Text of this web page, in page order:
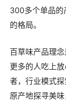
300多个单品的
的格局。
百草味产品理
更多的人吃上
者，行业模式
原产地探寻美